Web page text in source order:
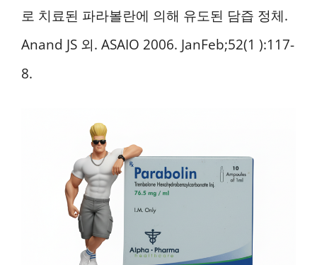
로 치료된 파라볼란에 의해 유도된 담즙 정체.
Anand JS 외. ASAIO 2006. JanFeb;52(1 ):117-
8.